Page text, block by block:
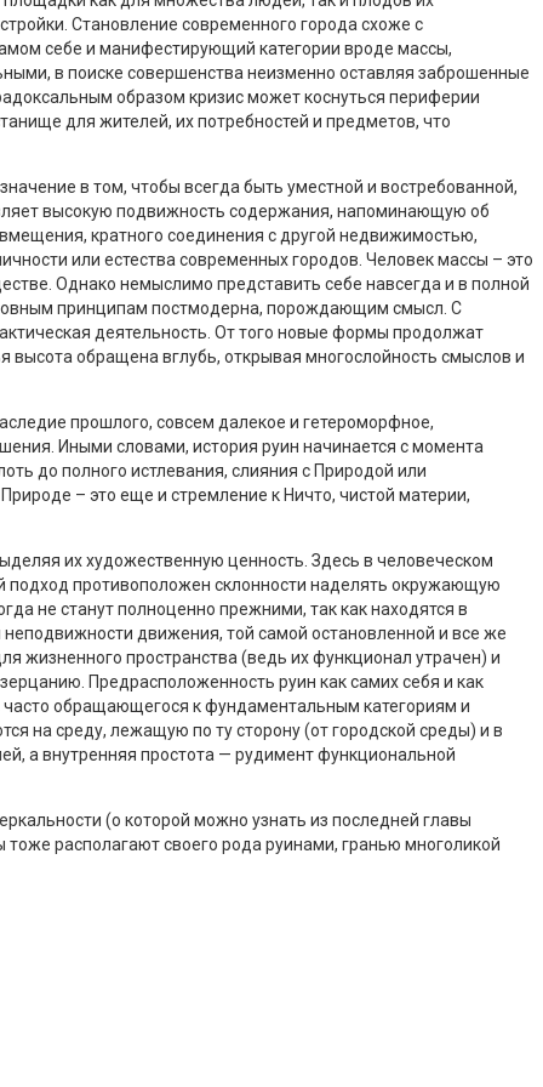
Становление современного города схоже с
себе и манифестирующий категории вроде массы,
в поиске совершенства неизменно оставляя заброшенные
образом кризис может коснуться периферии
для жителей, их потребностей и предметов, что
в том, чтобы всегда быть уместной и востребованной,
высокую подвижность содержания, напоминающую об
кратного соединения с другой недвижимостью,
или естества современных городов. Человек массы – это
Однако немыслимо представить себе навсегда и в полной
принципам постмодерна, порождающим смысл. С
деятельность. От того новые формы продолжат
высота обращена вглубь, открывая многослойность смыслов и
прошлого, совсем далекое и гетероморфное,
Иными словами, история руин начинается с момента
до полного истлевания, слияния с Природой или
– это еще и стремление к Ничто, чистой материи,
их художественную ценность. Здесь в человеческом
подход противоположен склонности наделять окружающую
не станут полноценно прежними, так как находятся в
движения, той самой остановленной и все же
жизненного пространства (ведь их функционал утрачен) и
Предрасположенность руин как самих себя и как
часто обращающегося к фундаментальным категориям и
на среду, лежащую по ту сторону (от городской среды) и в
а внутренняя простота — рудимент функциональной
(о которой можно узнать из последней главы
располагают своего рода руинами, гранью многоликой